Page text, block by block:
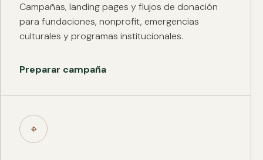
Campañas, landing pages y flujos de donación
para fundaciones, nonprofit, emergencias
culturales y programas institucionales.
Preparar campaña
⌖